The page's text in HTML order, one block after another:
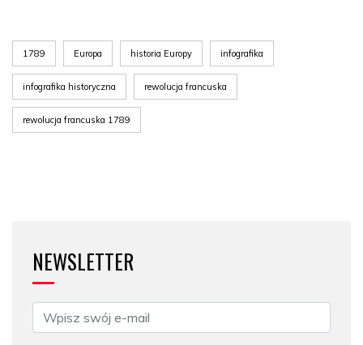
1789 Europa historia Europy infografika
infografika historyczna rewolucja francuska
rewolucja francuska 1789
NEWSLETTER